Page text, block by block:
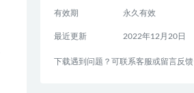
有效期 永久有效
最近更新 2022年12月20日
下载遇到问题？可联系客服或留言反馈